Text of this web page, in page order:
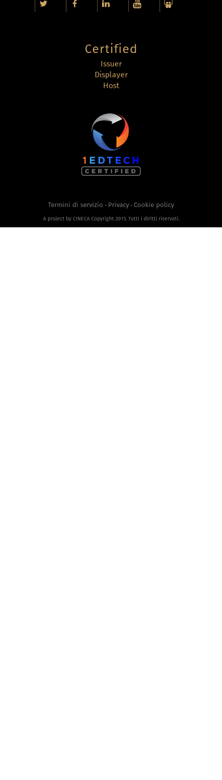
Certified
Issuer
Displayer
Host
Termini di servizio - Privacy - Cookie policy
A project by CINECA Copyright 2015. Tutti i diritti riservati.